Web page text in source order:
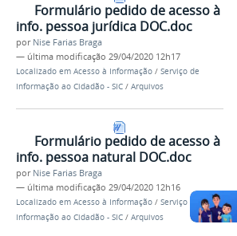
Formulário pedido de acesso à
info. pessoa jurídica DOC.doc
por Nise Farias Braga
— última modificação 29/04/2020 12h17
Localizado em Acesso à Informação / Serviço de
Informação ao Cidadão - SIC / Arquivos
Formulário pedido de acesso à
info. pessoa natural DOC.doc
por Nise Farias Braga
— última modificação 29/04/2020 12h16
Localizado em Acesso à Informação / Serviço de
Informação ao Cidadão - SIC / Arquivos